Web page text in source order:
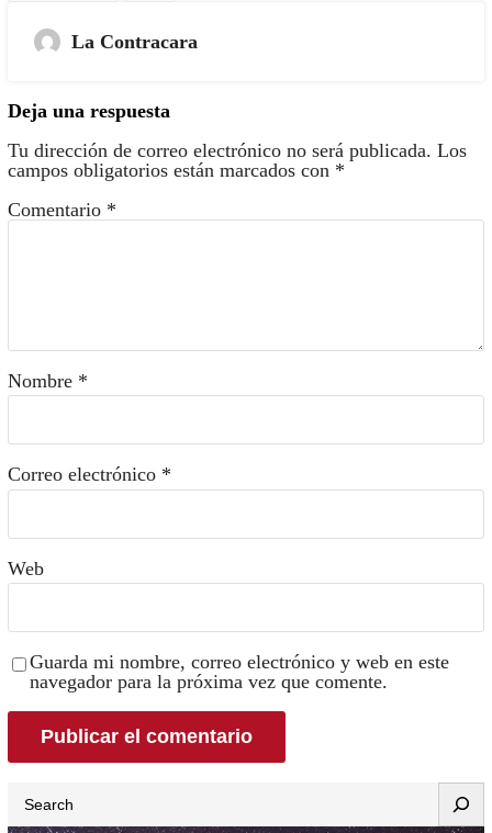
La Contracara
Deja una respuesta
Tu dirección de correo electrónico no será publicada. Los
campos obligatorios están marcados con *
Comentario *
Nombre *
Correo electrónico *
Web
Guarda mi nombre, correo electrónico y web en este
navegador para la próxima vez que comente.